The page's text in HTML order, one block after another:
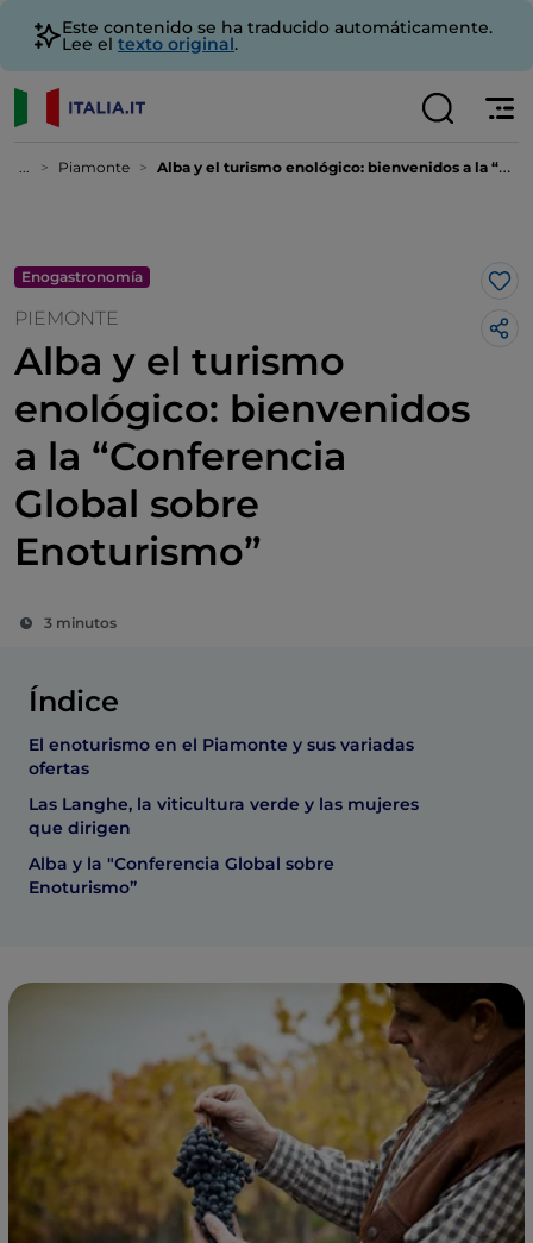
Este contenido se ha traducido automáticamente.
Lee el texto original.
... Piamonte Alba y el turismo enológico: bienvenidos a la “Conferencia Global sobre Enoturismo”
Enogastronomía
PIEMONTE
Alba y el turismo
enológico: bienvenidos
a la “Conferencia
Global sobre
Enoturismo”
3 minutos
Me
Índice
El enoturismo en el Piamonte y sus variadas
ofertas
Las Langhe, la viticultura verde y las mujeres
que dirigen
Alba y la "Conferencia Global sobre
Enoturismo”